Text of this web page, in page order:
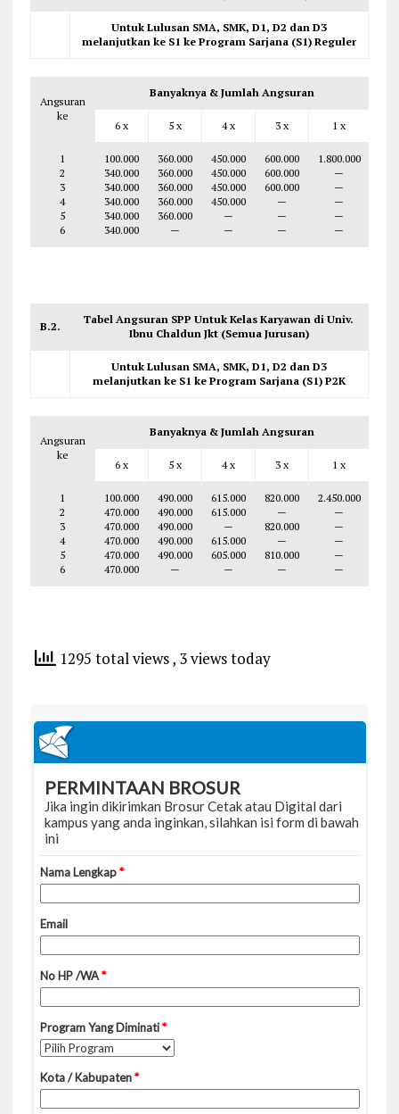
Untuk Lulusan SMA, SMK, D1, D2 dan D3
melanjutkan ke S1 ke Program Sarjana (S1) Reguler
Angsuran
ke
Banyaknya & Jumlah Angsuran
6 x 5 x 4 x 3 x 1 x
1
2
3
4
5
6
100.000
340.000
340.000
340.000
340.000
340.000
360.000
360.000
360.000
360.000
360.000
—
450.000
450.000
450.000
450.000
—
—
600.000
600.000
600.000
—
—
—
1.800.000
—
—
—
—
—
B.2.
Tabel Angsuran SPP Untuk Kelas Karyawan di Univ.
Ibnu Chaldun Jkt (Semua Jurusan)
Untuk Lulusan SMA, SMK, D1, D2 dan D3
melanjutkan ke S1 ke Program Sarjana (S1) P2K
Angsuran
ke
Banyaknya & Jumlah Angsuran
6 x 5 x 4 x 3 x 1 x
1
2
3
4
5
6
100.000
470.000
470.000
470.000
470.000
470.000
490.000
490.000
490.000
490.000
490.000
—
615.000
615.000
—
615.000
605.000
—
820.000
—
820.000
—
810.000
—
2.450.000
—
—
—
—
—
1295 total views, 3 views today